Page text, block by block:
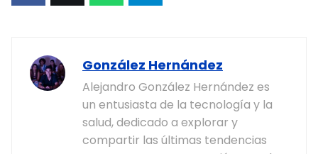
González Hernández
Alejandro González Hernández es
un entusiasta de la tecnología y la
salud, dedicado a explorar y
compartir las últimas tendencias